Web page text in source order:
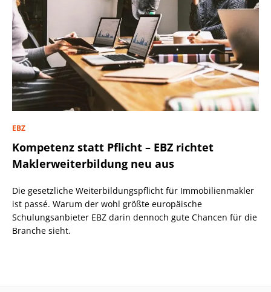
EBZ
Kompetenz statt Pflicht – EBZ richtet
Maklerweiterbildung neu aus
Die gesetzliche Weiterbildungspflicht für Immobilienmakler
ist passé. Warum der wohl größte europäische
Schulungsanbieter EBZ darin dennoch gute Chancen für die
Branche sieht.